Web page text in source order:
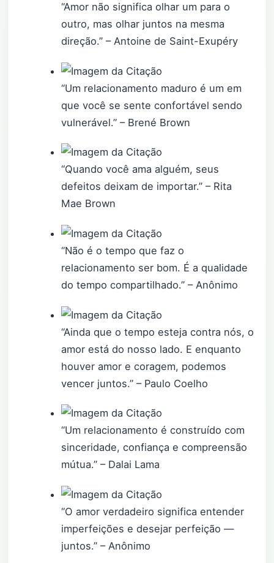
“Amor não significa olhar um para o
outro, mas olhar juntos na mesma
direção.” – Antoine de Saint-Exupéry
“Um relacionamento maduro é um em
que você se sente confortável sendo
vulnerável.” – Brené Brown
“Quando você ama alguém, seus
defeitos deixam de importar.” – Rita
Mae Brown
“Não é o tempo que faz o
relacionamento ser bom. É a qualidade
do tempo compartilhado.” – Anônimo
“Ainda que o tempo esteja contra nós, o
amor está do nosso lado. E enquanto
houver amor e coragem, podemos
vencer juntos.” – Paulo Coelho
“Um relacionamento é construído com
sinceridade, confiança e compreensão
mútua.” – Dalai Lama
“O amor verdadeiro significa entender
imperfeições e desejar perfeição —
juntos.” – Anônimo